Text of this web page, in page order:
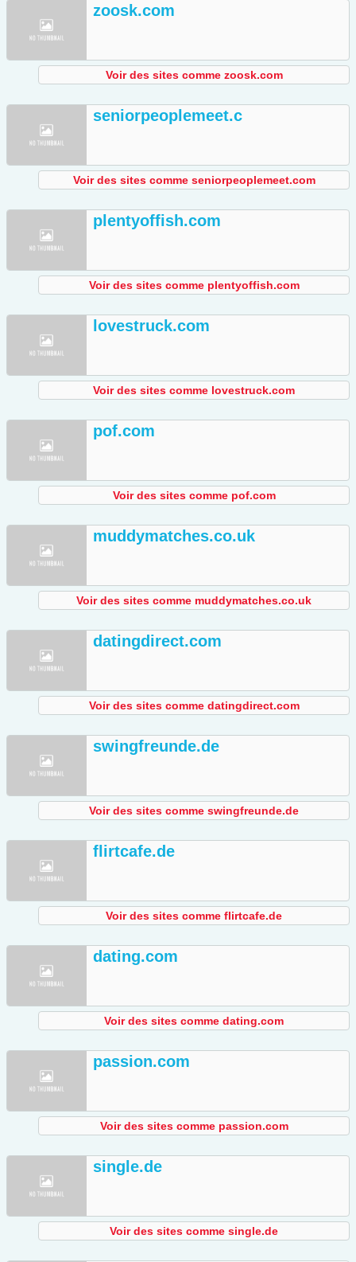
zoosk.com
Voir des sites comme zoosk.com
seniorpeoplemeet.c
Voir des sites comme seniorpeoplemeet.com
plentyoffish.com
Voir des sites comme plentyoffish.com
lovestruck.com
Voir des sites comme lovestruck.com
pof.com
Voir des sites comme pof.com
muddymatches.co.uk
Voir des sites comme muddymatches.co.uk
datingdirect.com
Voir des sites comme datingdirect.com
swingfreunde.de
Voir des sites comme swingfreunde.de
flirtcafe.de
Voir des sites comme flirtcafe.de
dating.com
Voir des sites comme dating.com
passion.com
Voir des sites comme passion.com
single.de
Voir des sites comme single.de